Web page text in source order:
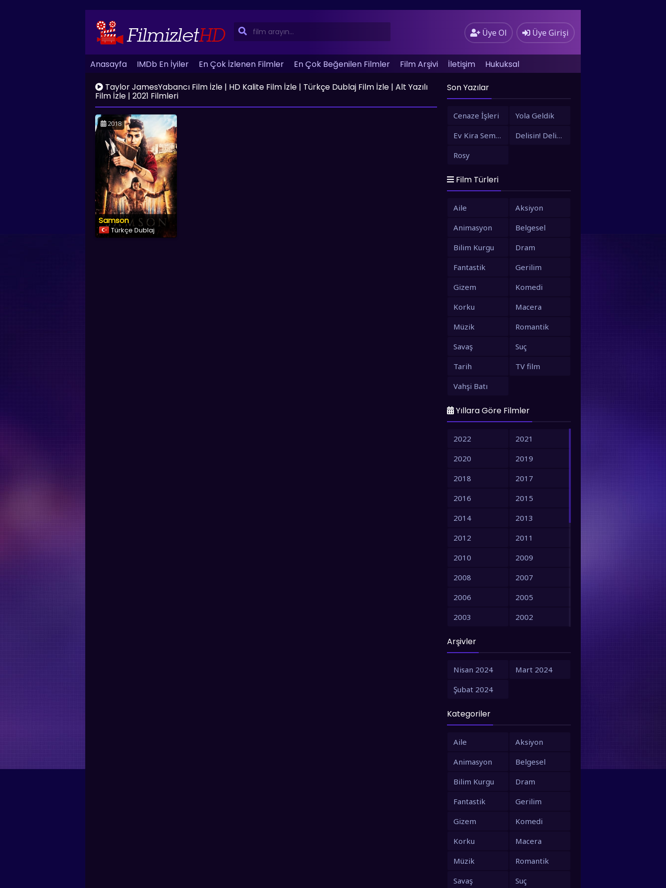
Üye Ol Üye Girişi
Anasayfa IMDb En İyiler En Çok İzlenen Filmler En Çok Beğenilen Filmler Film Arşivi İletişim
Hukuksal
Taylor JamesYabancı Film İzle | HD Kalite Film İzle | Türkçe Dublaj Film İzle | Alt Yazılı
Film İzle | 2021 Filmleri
2018
Samson
Türkçe Dublaj
Son Yazılar
Cenaze İşleri
Yola Geldik
Ev Kira Semt Bizim
Delisin! Delisin!
Rosy
Film Türleri
Aile
Aksiyon
Animasyon
Belgesel
Bilim Kurgu
Dram
Fantastik
Gerilim
Gizem
Komedi
Korku
Macera
Müzik
Romantik
Savaş
Suç
Tarih
TV film
Vahşi Batı
Yıllara Göre Filmler
2022
2021
2020
2019
2018
2017
2016
2015
2014
2013
2012
2011
2010
2009
2008
2007
2006
2005
2003
2002
2001
1993
1991
Arşivler
Nisan 2024
Mart 2024
Şubat 2024
Kategoriler
Aile
Aksiyon
Animasyon
Belgesel
Bilim Kurgu
Dram
Fantastik
Gerilim
Gizem
Komedi
Korku
Macera
Müzik
Romantik
Savaş
Suç